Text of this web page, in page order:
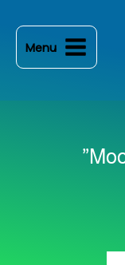
Menu